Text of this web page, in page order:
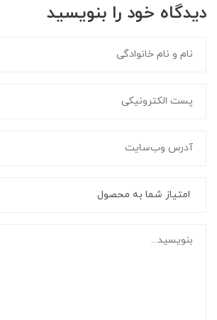
دیدگاه خود را بنویسید